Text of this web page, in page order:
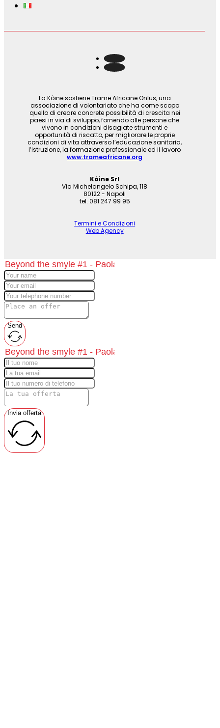
La Kòine sostiene Trame Africane Onlus, una
associazione di volontariato che ha come scopo
quello di creare concrete possibilità di crescita nei
paesi in via di sviluppo, fornendo alle persone che
vivono in condizioni disagiate strumenti e
opportunità di riscatto, per migliorare le proprie
condizioni di vita attraverso l’educazione sanitaria,
l’istruzione, la formazione professionale ed il lavoro
www.trameafricane.org
Kòine Srl
Via Michelangelo Schipa, 118
80122 - Napoli
tel. 081 247 99 95
Termini e Condizioni
Web Agency
Send
Invia offerta